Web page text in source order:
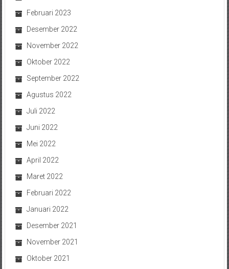
Februari 2023
Desember 2022
November 2022
Oktober 2022
September 2022
Agustus 2022
Juli 2022
Juni 2022
Mei 2022
April 2022
Maret 2022
Februari 2022
Januari 2022
Desember 2021
November 2021
Oktober 2021